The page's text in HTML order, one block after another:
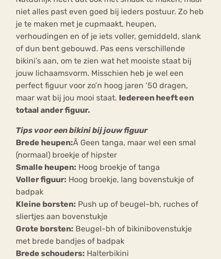
niet alles past even goed bij ieders postuur. Zo heb
je te maken met je cupmaakt, heupen,
verhoudingen en of je iets voller, gemiddeld, slank
of dun bent gebouwd. Pas eens verschillende
bikini’s aan, om te zien wat het mooiste staat bij
jouw lichaamsvorm. Misschien heb je wel een
perfect figuur voor zo’n hoog jaren ’50 dragen,
maar wat bij jou mooi staat. Iedereen heeft een
totaal ander figuur.
Tips voor een bikini bij jouw figuur
Brede heupen:Â Geen tanga, maar wel een smal
(normaal) broekje of hipster
Smalle heupen: Hoog broekje of tanga
Voller figuur: Hoog broekje, lang bovenstukje of
badpak
Kleine borsten: Push up of beugel-bh, ruches of
sliertjes aan bovenstukje
Grote borsten: Beugel-bh of bikinibovenstukje
met brede bandjes of badpak
Brede schouders: Halterbikini